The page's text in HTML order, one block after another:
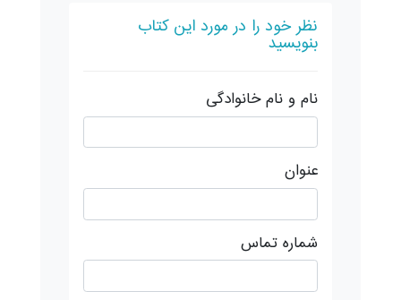
نظر خود را در مورد این کتاب
بنویسید
نام و نام خانوادگی
عنوان
شماره تماس